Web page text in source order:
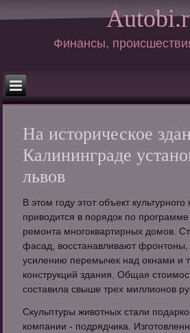
Финансы,
На историческое
Калининграде
львов
В этом году этот объект
приводится в порядок по программе
ремонта многоквартирных домов.
фасад, восстанавливают фронтоны,
усилению перемычек над окнами и
конструкций здания. Общая
составила свыше трех миллионов
Скульптуры животных стали
компании - подрядчика.